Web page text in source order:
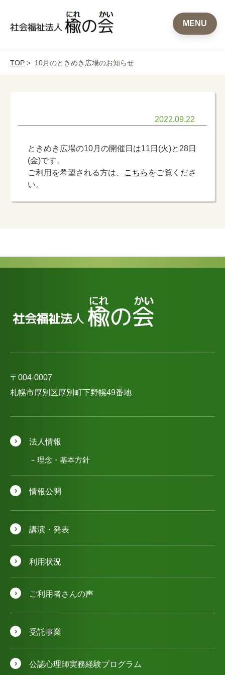
MENU
TOP > 10月のときめき広場のお知らせ
2022.09.22
ときめき広場の10月の開催日は11日(火)と28日
(金)です。
ご利用を希望される方は、
こちら をご覧くださ
い。
〒004-0007
札幌市厚別区厚別町下野幌49番地
法人情報
理念・基本方針
情報公開
講演・発表
利用状況
ご利用者さんの声
受託事業
公認⼼理師実務経験プログラム